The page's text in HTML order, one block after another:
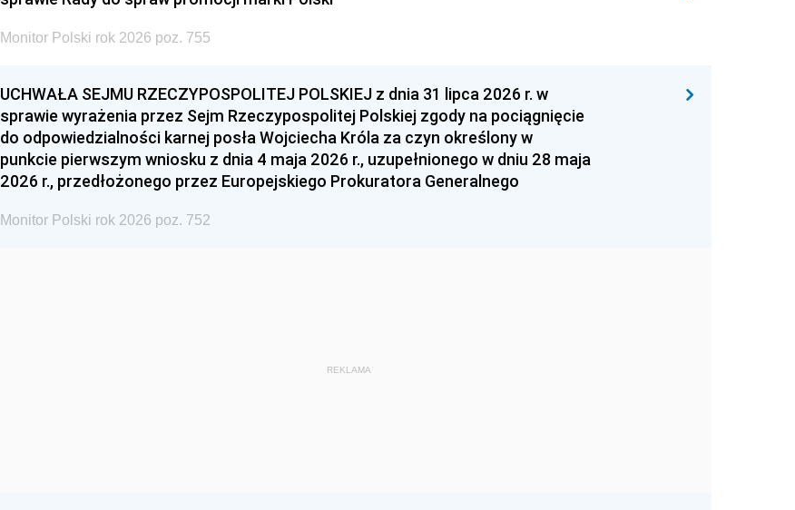
Monitor Polski rok 2026 poz. 755
UCHWAŁA SEJMU RZECZYPOSPOLITEJ POLSKIEJ z dnia 31 lipca 2026 r. w
sprawie wyrażenia przez Sejm Rzeczypospolitej Polskiej zgody na pociągnięcie
do odpowiedzialności karnej posła Wojciecha Króla za czyn określony w
punkcie pierwszym wniosku z dnia 4 maja 2026 r., uzupełnionego w dniu 28 maja
2026 r., przedłożonego przez Europejskiego Prokuratora Generalnego
Monitor Polski rok 2026 poz. 752
REKLAMA